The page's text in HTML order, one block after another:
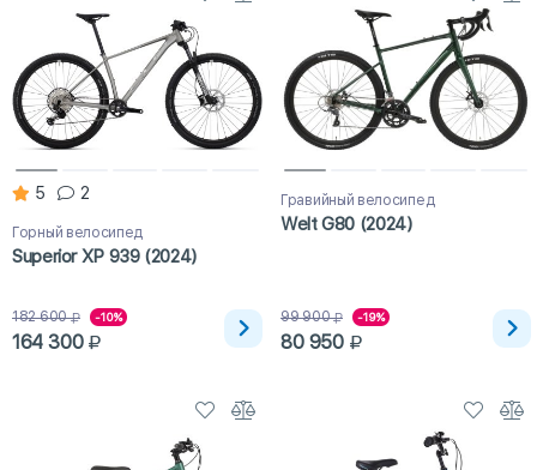
5 2
Горный велосипед
Superior XP 939 (2024)
182 600 -10%
164 300
Гравийный велосипед
Welt G80 (2024)
99 900 -19%
80 950